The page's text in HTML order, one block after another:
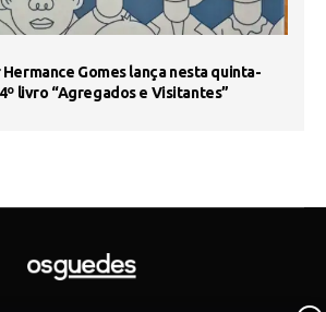
Gomes lança nesta quinta-
livro “Agregados e Visitantes”